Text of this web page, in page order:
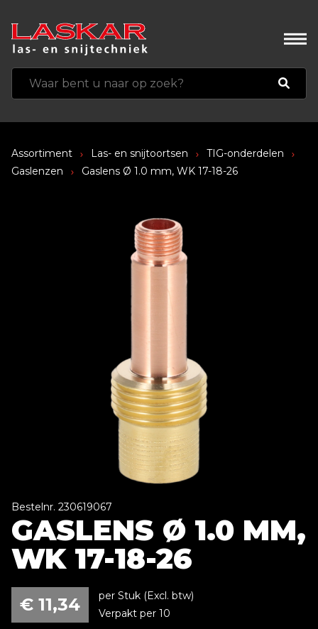
Assortiment Las- en snijtoortsen
TIG-onderdelen
Gaslenzen
Gaslens Ø 1.0 mm, WK 17-18-26
Bestelnr. 230619067
GASLENS Ø 1.0 MM,
WK 17-18-26
€ 11,34
per Stuk (Excl. btw)
Verpakt per 10